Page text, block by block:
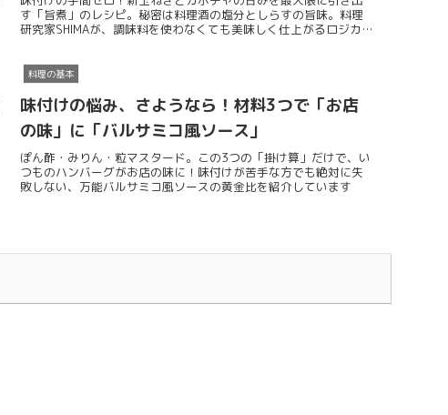
す「旨煮」のレシピ。秘密は料理酒の塩分としらすの旨味。料理
研究家SHIMAが、調味料を使わなくても美味しく仕上がるロジカル
料理の基本
味付けの悩み、さようなら！材料3つで「お店
の味」に「バルサミコ風ソース」
ぽん酢・みりん・粒マスタード。この3つの「掛け算」だけで、い
つものハンバーグがお店の味に！味付けが苦手な方でも絶対に失
敗しない、万能バルサミコ風ソースの黄金比を紹介しています